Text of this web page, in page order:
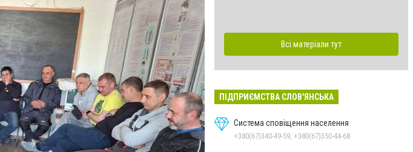
Всі матеріали тут
ПІДПРИЄМСТВА СЛОВ'ЯНСЬКА
Система сповіщення населення
+380(67)340-49-59, +380(67)350-44-68